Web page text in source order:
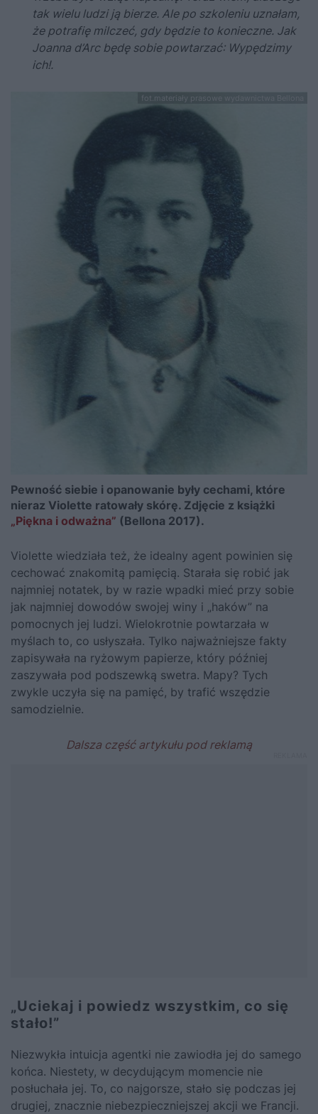
tak wielu ludzi ją bierze. Ale po szkoleniu uznałam,
że potrafię milczeć, gdy będzie to konieczne. Jak
Joanna d’Arc będę sobie powtarzać: Wypędzimy
ich!.
fot.materiały prasowe wydawnictwa Bellona
Pewność siebie i opanowanie były cechami, które
nieraz Violette ratowały skórę. Zdjęcie z książki
„Piękna i odważna” (Bellona 2017).
Violette wiedziała też, że idealny agent powinien się
cechować znakomitą pamięcią. Starała się robić jak
najmniej notatek, by w razie wpadki mieć przy sobie
jak najmniej dowodów swojej winy i „haków” na
pomocnych jej ludzi. Wielokrotnie powtarzała w
myślach to, co usłyszała. Tylko najważniejsze fakty
zapisywała na ryżowym papierze, który później
zaszywała pod podszewką swetra. Mapy? Tych
zwykle uczyła się na pamięć, by trafić wszędzie
samodzielnie.
„Uciekaj i powiedz wszystkim, co się
stało!”
Niezwykła intuicja agentki nie zawiodła jej do samego
końca. Niestety, w decydującym momencie nie
posłuchała jej. To, co najgorsze, stało się podczas jej
drugiej, znacznie niebezpieczniejszej akcji we Francji.